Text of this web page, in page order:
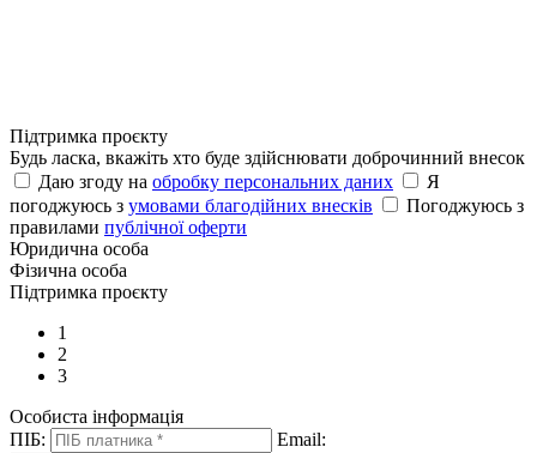
Підтримка проєкту
Будь ласка, вкажіть хто буде здійснювати доброчинний внесок
Даю згоду на обробку персональних даних
Я
погоджуюсь з умовами благодійних внесків
Погоджуюсь з
правилами публічної оферти
Юридична особа
Фізична особа
Підтримка проєкту
1
2
3
Особиста інформація
ПІБ:
Email: